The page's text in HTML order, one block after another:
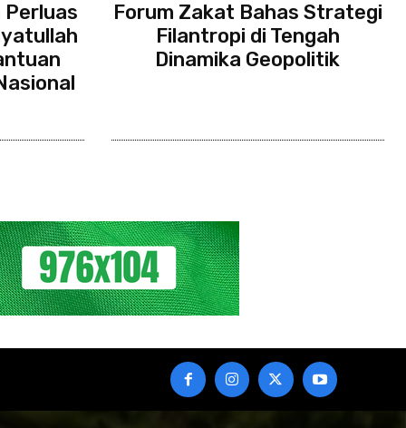
Perluas
Forum Zakat Bahas Strategi
Filantropi di Tengah
Dinamika Geopolitik